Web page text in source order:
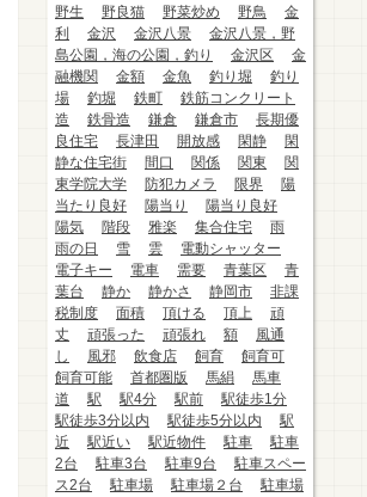
野生
野良猫 野菜炒め 野鳥
金
利
金沢 金沢八景
金沢八景，野
島公園，海の公園，釣り
金沢区
金
融機関
金額 金魚 釣り堀
釣り
場
釣堀 鉄町
鉄筋コンクリート
造
鉄骨造 鎌倉 鎌倉市
長期優
良住宅
長津田 開放感 閑静
閑
静な住宅街
間口 関係 関東
関
東学院大学
防犯カメラ 限界
陽
当たり良好
陽当り
陽当り良好
陽気
階段 雅楽 集合住宅
雨
雨の日
雪 雲
電動シャッター
電子キー
電車 需要 青葉区
青
葉台
静か 静かさ 静岡市
非課
税制度
面積 頂ける 頂上
頑
丈
頑張った 頑張れ 額
風通
し
風邪 飲食店 飼育
飼育可
飼育可能
首都圏版 馬絹
馬車
道
駅 駅4分 駅前
駅徒歩1分
駅徒歩3分以内
駅徒歩5分以内
駅
近
駅近い 駅近物件 駐車
駐車
2台
駐車3台 駐車9台
駐車スペー
ス2台
駐車場 駐車場２台
駐車場